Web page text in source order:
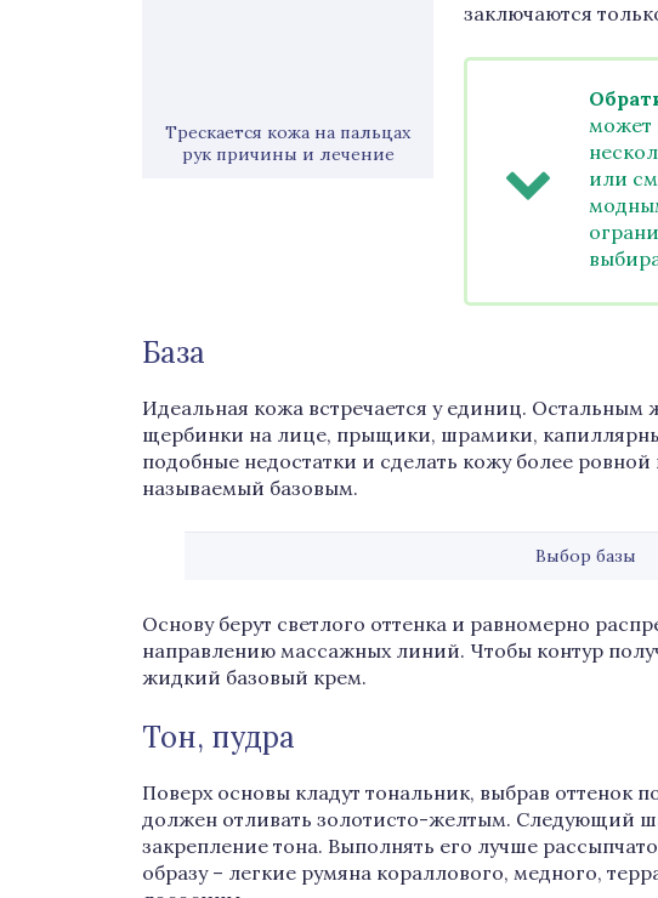
Трескается кожа на пальцах
рук причины и лечение
заключаются
может
или
База
Идеальная кожа встречается у единиц.
щербинки на лице, прыщики, шрамики,
подобные недостатки и сделать кожу более
называемый базовым.
Выбор базы
Основу берут светлого оттенка и равномерно
направлению массажных линий. Чтобы контур
жидкий базовый крем.
Тон, пудра
Поверх основы кладут тональник, выбрав оттенок
должен отливать золотисто-желтым. Следующий
закрепление тона. Выполнять его лучше
образу – легкие румяна кораллового, медного,